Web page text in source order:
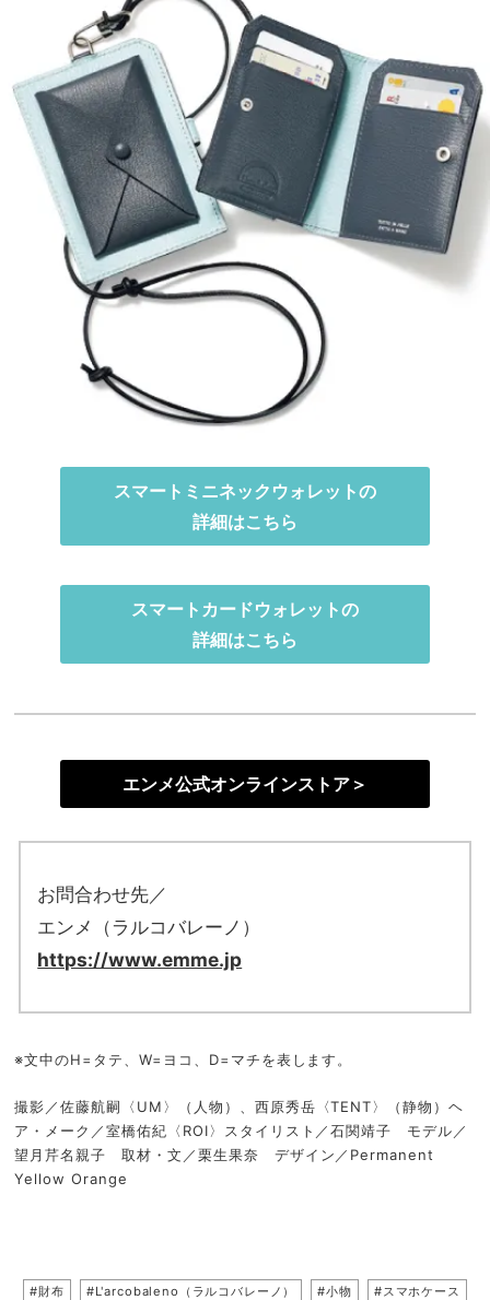
スマートミニネックウォレットの
詳細はこちら
スマートカードウォレットの
詳細はこちら
エンメ公式オンラインストア＞
お問合わせ先／
エンメ（ラルコバレーノ）
https://www.emme.jp
※文中のH=タテ、W=ヨコ、D=マチを表します。
撮影／佐藤航嗣〈UM〉（人物）、西原秀岳〈TENT〉（静物）ヘ
ア・メーク／室橋佑紀〈ROI〉スタイリスト／石関靖子 モデル／
望月芹名親子 取材・文／栗生果奈 デザイン／Permanent
Yellow Orange
#財布 #L'arcobaleno（ラルコバレーノ） #小物 #スマホケース